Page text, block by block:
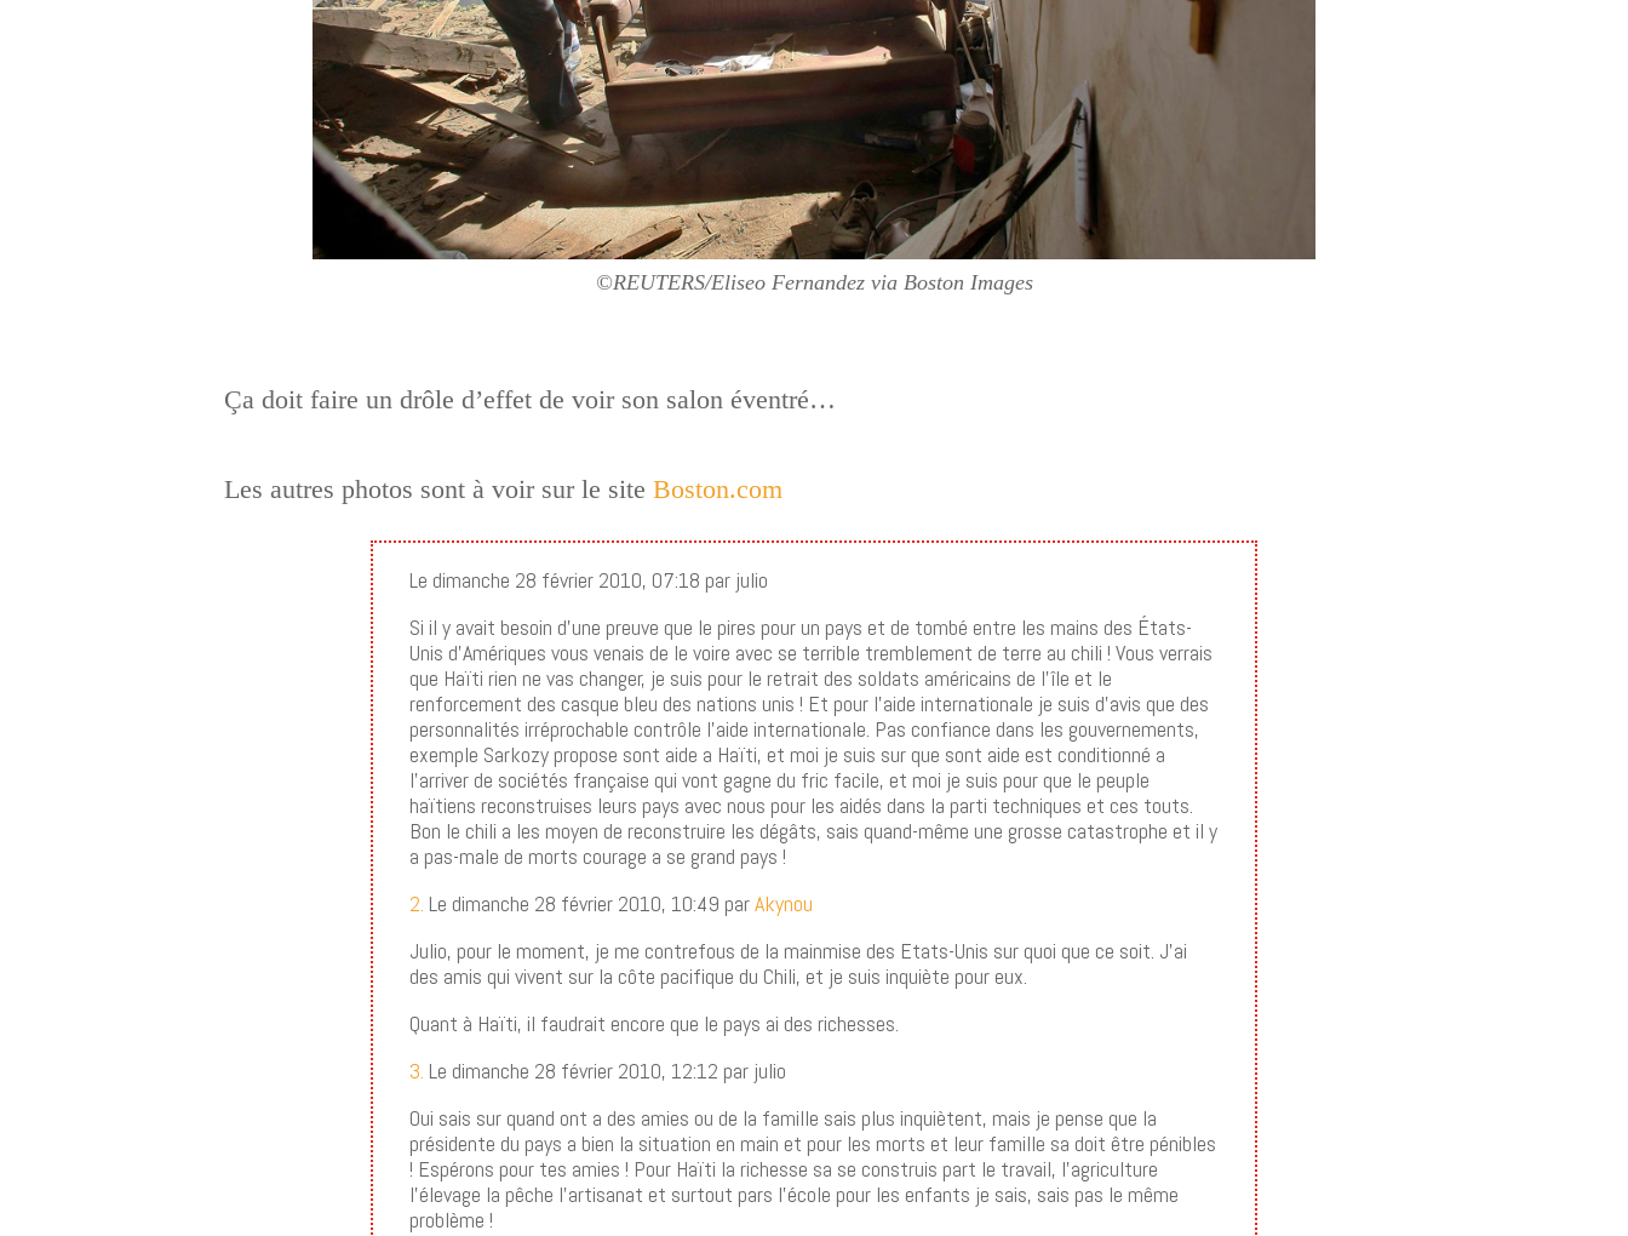
©REUTERS/Eliseo Fernandez via Boston Images
Ça doit faire un drôle d’effet de voir son salon éventré…
Les autres photos sont à voir sur le site Boston.com
Le dimanche 28 février 2010, 07:18 par julio
Si il y avait besoin d’une preuve que le pires pour un pays et de tombé entre les mains des États-
Unis d’Amériques vous venais de le voire avec se terrible tremblement de terre au chili ! Vous verrais
que Haïti rien ne vas changer, je suis pour le retrait des soldats américains de l’île et le
renforcement des casque bleu des nations unis ! Et pour l’aide internationale je suis d’avis que des
personnalités irréprochable contrôle l’aide internationale. Pas confiance dans les gouvernements,
exemple Sarkozy propose sont aide a Haïti, et moi je suis sur que sont aide est conditionné a
l’arriver de sociétés française qui vont gagne du fric facile, et moi je suis pour que le peuple
haïtiens reconstruises leurs pays avec nous pour les aidés dans la parti techniques et ces touts.
Bon le chili a les moyen de reconstruire les dégâts, sais quand-même une grosse catastrophe et il y
a pas-male de morts courage a se grand pays !
2. Le dimanche 28 février 2010, 10:49 parAkynou
Julio, pour le moment, je me contrefous de la mainmise des Etats-Unis sur quoi que ce soit. J’ai
des amis qui vivent sur la côte pacifique du Chili, et je suis inquiète pour eux.
Quant à Haïti, il faudrait encore que le pays ai des richesses.
3. Le dimanche 28 février 2010, 12:12 par julio
Oui sais sur quand ont a des amies ou de la famille sais plus inquiètent, mais je pense que la
présidente du pays a bien la situation en main et pour les morts et leur famille sa doit être pénibles
! Espérons pour tes amies ! Pour Haïti la richesse sa se construis part le travail, l’agriculture
l’élevage la pêche l’artisanat et surtout pars l’école pour les enfants je sais, sais pas le même
problème !